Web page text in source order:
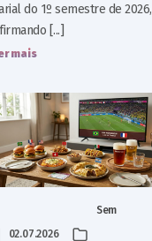
do 1º semestre de 2026,
[...]
mais
02.07.2026
Sem